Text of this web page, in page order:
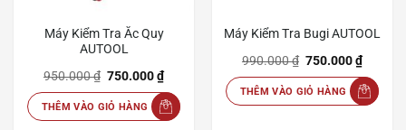
Máy Kiểm Tra Ắc Quy
AUTOOL
950.000₫ Giá
là:
950.000 ₫.
750.000₫Giá
hiện
tại
là:
750.000 ₫.
THÊM VÀO GIỎ HÀNG
Máy Kiểm Tra Bugi AUTOOL
990.000₫ Giá
là:
990.000 ₫.
750.000₫Giá
hiện
tại
là:
THÊM VÀO GIỎ HÀNG